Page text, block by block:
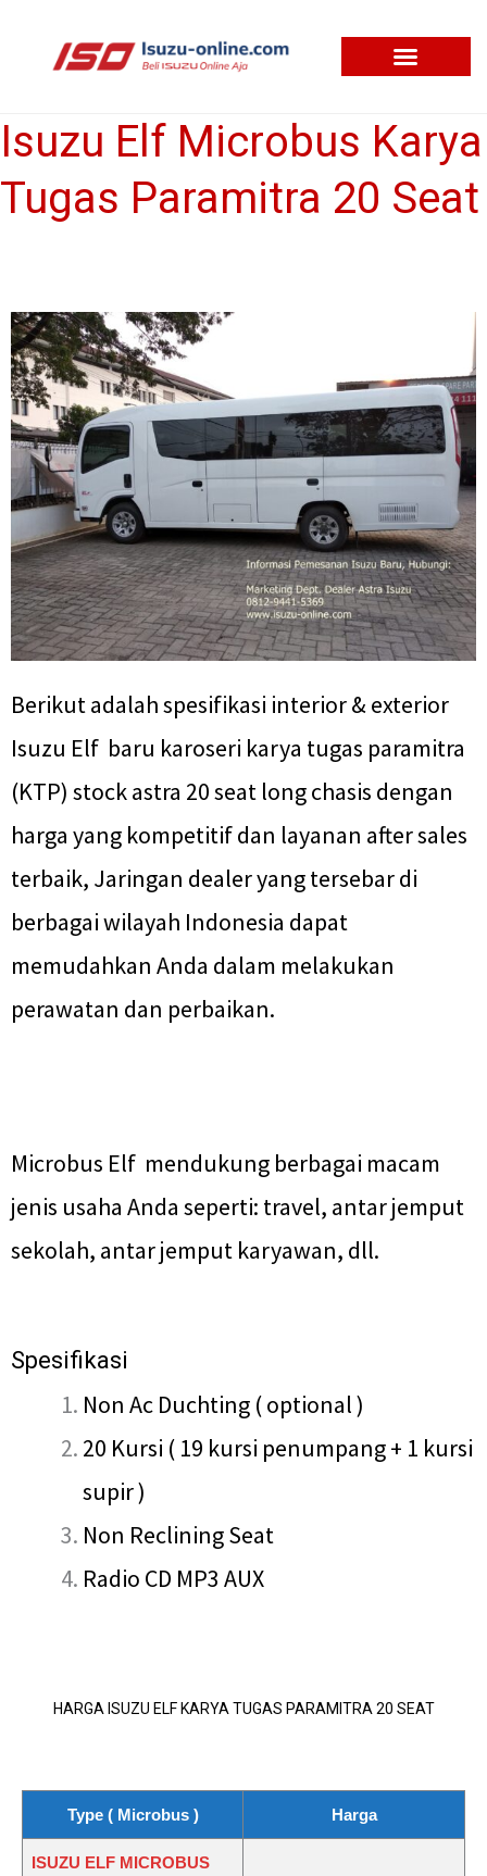
Isuzu Elf Microbus Karya
Tugas Paramitra 20 Seat
Berikut adalah spesifikasi interior & exterior
Isuzu Elf baru karoseri karya tugas paramitra
(KTP) stock astra 20 seat long chasis dengan
harga yang kompetitif dan layanan after sales
terbaik, Jaringan dealer yang tersebar di
berbagai wilayah Indonesia dapat
memudahkan Anda dalam melakukan
perawatan dan perbaikan.
Microbus Elf mendukung berbagai macam
jenis usaha Anda seperti: travel, antar jemput
sekolah, antar jemput karyawan, dll.
Spesifikasi
Non Ac Duchting ( optional )
20 Kursi ( 19 kursi penumpang + 1 kursi
supir )
Non Reclining Seat
Radio CD MP3 AUX
HARGA ISUZU ELF KARYA TUGAS PARAMITRA 20 SEAT
Type ( Microbus ) Harga
ISUZU ELF MICROBUS
Isuzu
Elf
Microbus
20
Seat